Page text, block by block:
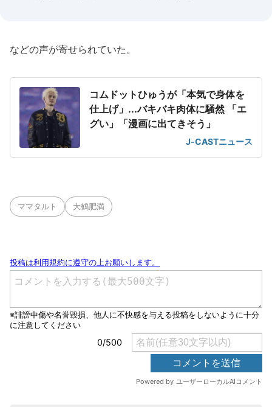
などの声が寄せられていた。
コムドットひゅうが「本気で身体を
仕上げ」...バキバキ肉体に騒然 「エ
グい」「漫画に出てきそう」
J-CASTニュース
ママタルト 大鶴肥満